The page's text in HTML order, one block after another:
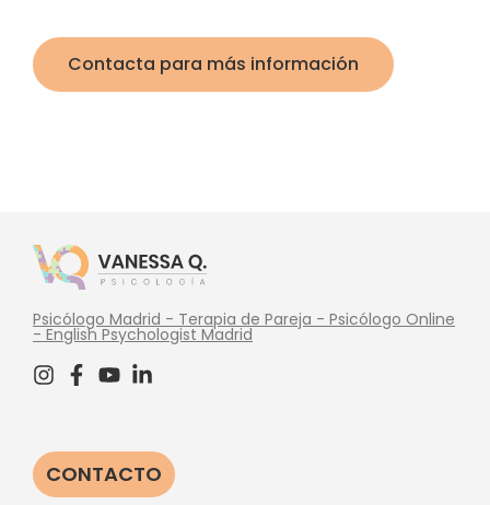
Contacta para más información
Psicólogo Madrid - Terapia de Pareja - Psicólogo Online
- English Psychologist Madrid
CONTACTO